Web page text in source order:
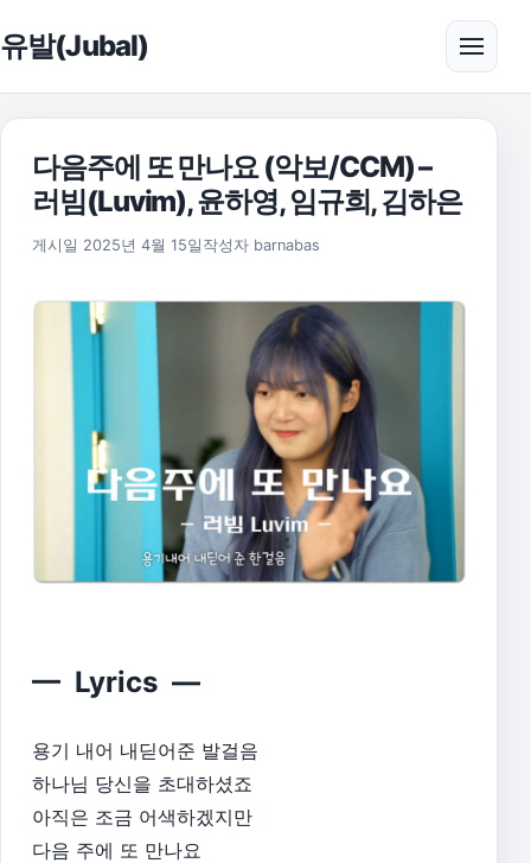
유발(Jubal) 메뉴
다음주에 또 만나요 (악보/CCM) –
러빔(Luvim), 윤하영, 임규희, 김하은
게시일 2025년 4월 15일 2025년 11월 17일
작성자 barnabas
— Lyrics —
용기 내어 내딛어준 발걸음
하나님 당신을 초대하셨죠
아직은 조금 어색하겠지만
다음 주에 또 만나요